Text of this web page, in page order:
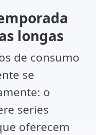
longas
de consumo
se
o
series
oferecem